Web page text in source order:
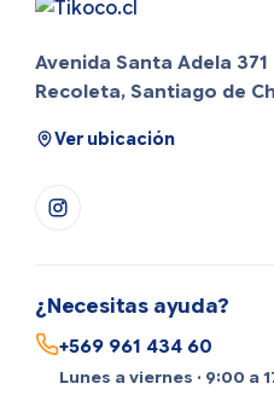
Avenida Santa Adela 371
Recoleta, Santiago de
Ver ubicación
¿Necesitas ayuda?
+569 961 434 60
Lunes a viernes · 9:00 a